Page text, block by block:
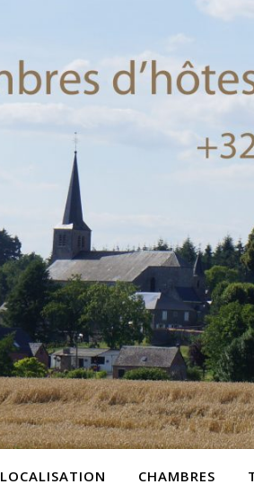
LOCALISATION CHAMBRES